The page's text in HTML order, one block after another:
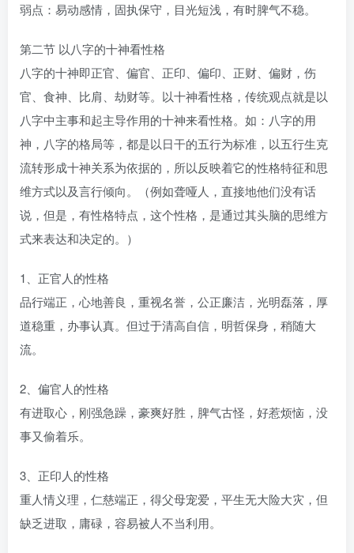
弱点：易动感情，固执保守，目光短浅，有时脾气不稳。
第二节 以八字的十神看性格
八字的十神即正官、偏官、正印、偏印、正财、偏财，伤
官、食神、比肩、劫财等。以十神看性格，传统观点就是以
八字中主事和起主导作用的十神来看性格。如：八字的用
神，八字的格局等，都是以日干的五行为标准，以五行生克
流转形成十神关系为依据的，所以反映着它的性格特征和思
维方式以及言行倾向。（例如聋哑人，直接地他们没有话
说，但是，有性格特点，这个性格，是通过其头脑的思维方
式来表达和决定的。）
1、正官人的性格
品行端正，心地善良，重视名誉，公正廉洁，光明磊落，厚
道稳重，办事认真。但过于清高自信，明哲保身，稍随大
流。
2、偏官人的性格
有进取心，刚强急躁，豪爽好胜，脾气古怪，好惹烦恼，没
事又偷着乐。
3、正印人的性格
重人情义理，仁慈端正，得父母宠爱，平生无大险大灾，但
缺乏进取，庸碌，容易被人不当利用。